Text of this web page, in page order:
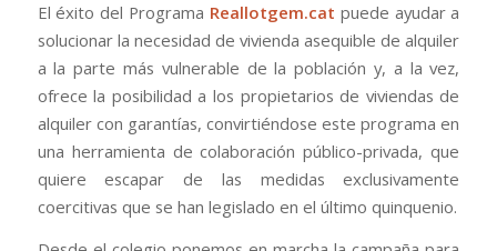
El éxito del Programa Reallotgem.cat puede ayudar a
solucionar la necesidad de vivienda asequible de alquiler
a la parte más vulnerable de la población y, a la vez,
ofrece la posibilidad a los propietarios de viviendas de
alquiler con garantías, convirtiéndose este programa en
una herramienta de colaboración público-privada, que
quiere escapar de las medidas exclusivamente
coercitivas que se han legislado en el último quinquenio.